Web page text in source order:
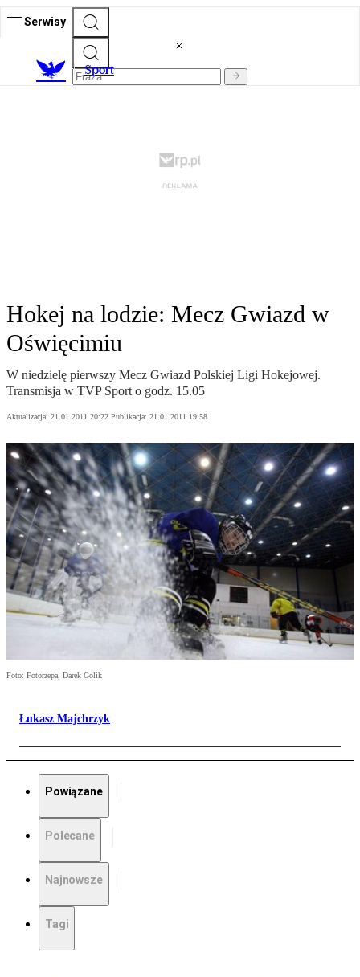
Serwisy
Sport
Hokej na lodzie: Mecz Gwiazd w
Oświęcimiu
W niedzielę pierwszy Mecz Gwiazd Polskiej Ligi Hokejowej.
Transmisja w TVP Sport o godz. 15.05
Aktualizacja: 21.01.2011 20:22 Publikacja: 21.01.2011 19:58
Foto: Fotorzepa, Darek Golik
Łukasz Majchrzyk
Powiązane
Polecane
Najnowsze
Tagi